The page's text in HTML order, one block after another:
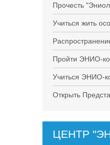
Прочесть
Учиться жить
Пройти ЭНИО-
Учиться ЭНИО-
Открыть
ЦЕНТР